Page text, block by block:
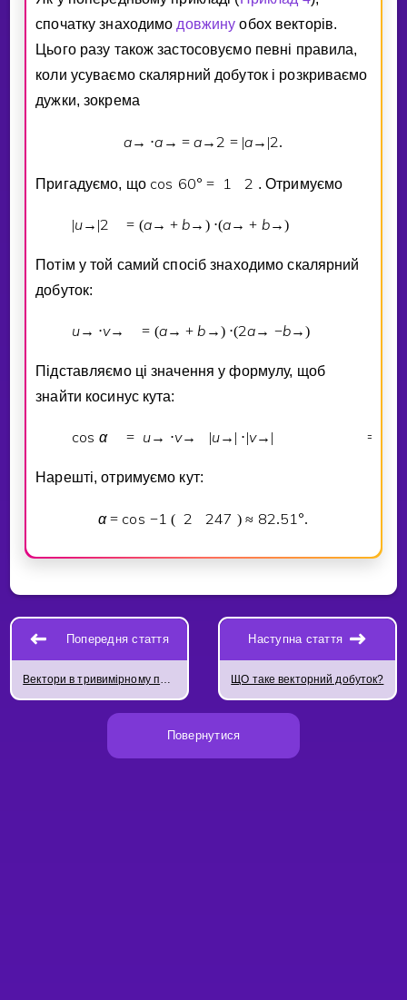
спочатку знаходимо довжину обох векторiв.
Цього разу також застосовуємо певнi правила,
коли усуваємо скалярний добуток i розкриваємо
дужки, зокрема
a→ ⋅a → = a→2 = |a→ |2.
Пригадуємо, що cos 60° = 1 2 . Отримуємо
|u→ |2 = (a→ + b→ ) ⋅(a→ + b→)
Потiм у той самий спосiб знаходимо скалярний
добуток:
u→ ⋅v→ = (a→ + b →) ⋅(2a→ −b→)
Пiдставляємо цi значення у формулу, щоб
знайти косинус кута:
cos α = u→ ⋅v→ |u→ | ⋅|v→ | =
Нарештi, отримуємо кут:
α = cos −1 ( 2 247 ) ≈ 82.51 °.
Попередня стаття Наступна стаття
ЩО таке векторний добуток?
Повернутися